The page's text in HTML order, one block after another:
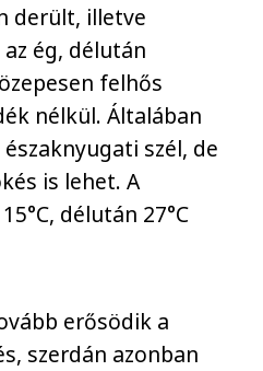
derült, illetve
ég, délután
felhős
nélkül. Általában
szél, de
is lehet. A
délután 27°C
erősödik a
szerdán azonban